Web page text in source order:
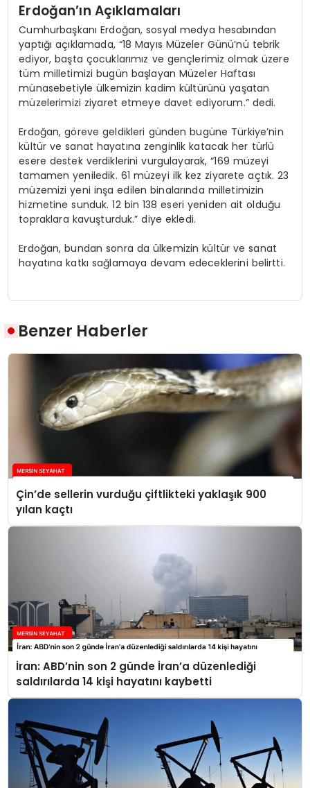
Erdoğan’ın Açıklamaları
Cumhurbaşkanı Erdoğan, sosyal medya hesabından
yaptığı açıklamada, “18 Mayıs Müzeler Günü’nü tebrik
ediyor, başta çocuklarımız ve gençlerimiz olmak üzere
tüm milletimizi bugün başlayan Müzeler Haftası
münasebetiyle ülkemizin kadim kültürünü yaşatan
müzelerimizi ziyaret etmeye davet ediyorum.” dedi.
Erdoğan, göreve geldikleri günden bugüne Türkiye’nin
kültür ve sanat hayatına zenginlik katacak her türlü
esere destek verdiklerini vurgulayarak, “169 müzeyi
tamamen yeniledik. 61 müzeyi ilk kez ziyarete açtık. 23
müzemizi yeni inşa edilen binalarında milletimizin
hizmetine sunduk. 12 bin 138 eseri yeniden ait olduğu
topraklara kavuşturduk.” diye ekledi.
Erdoğan, bundan sonra da ülkemizin kültür ve sanat
hayatına katkı sağlamaya devam edeceklerini belirtti.
Benzer Haberler
Çin’de sellerin vurduğu çiftlikteki yaklaşık 900
yılan kaçtı
İran: ABD’nin son 2 günde İran’a düzenlediği
saldırılarda 14 kişi hayatını kaybetti